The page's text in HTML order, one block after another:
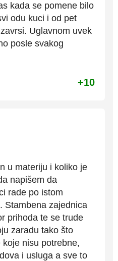
kada se pomene bilo
odu kuci i od pet
Uglavnom uvek
posle svakog
+10
u materiju i koliko je
napišem da
rade po istom
Stambena zajednica
prihoda te se trude
zaradu tako što
nisu potrebne,
i usluga a sve to